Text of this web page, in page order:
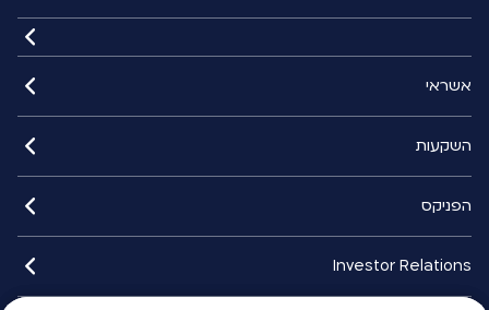
אשראי
השקעות
הפניקס
Investor Relations